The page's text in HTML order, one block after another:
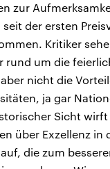
zur
der ersten
Kritiker
rund um die
nicht die
ja gar
Sicht wirft
über Exzellenz in
die zum